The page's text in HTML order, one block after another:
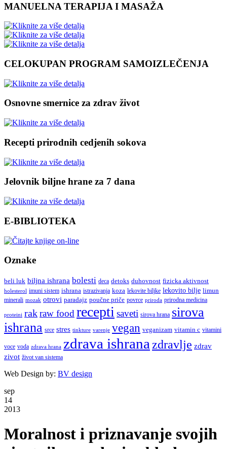
MANUELNA TERAPIJA I MASAŽA
CELOKUPAN PROGRAM SAMOIZLEČENJA
Osnovne smernice za zdrav život
Recepti prirodnih cedjenih sokova
Jelovnik biljne hrane za 7 dana
E-BIBLIOTEKA
Oznake
beli luk biljna ishrana bolesti deca detoks duhovnost fizicka aktivnost
holesterol imuni sistem ishrana istrazivanja koza lekovite biljke lekovito bilje limun
minerali mozak otrovi paradajz poučne priče povrce priroda prirodna medicina
proteini rakraw food recepti saveti sirova hrana sirova
ishrana srce stres tinkture varenje vegan veganizam vitamin c vitamini
voce voda zdrava hrana zdrava ishrana zdravlje zdrav
zivot život van sistema
Web Design by: BV design
sep
14
2013
Moralnost i priznavanje svojih